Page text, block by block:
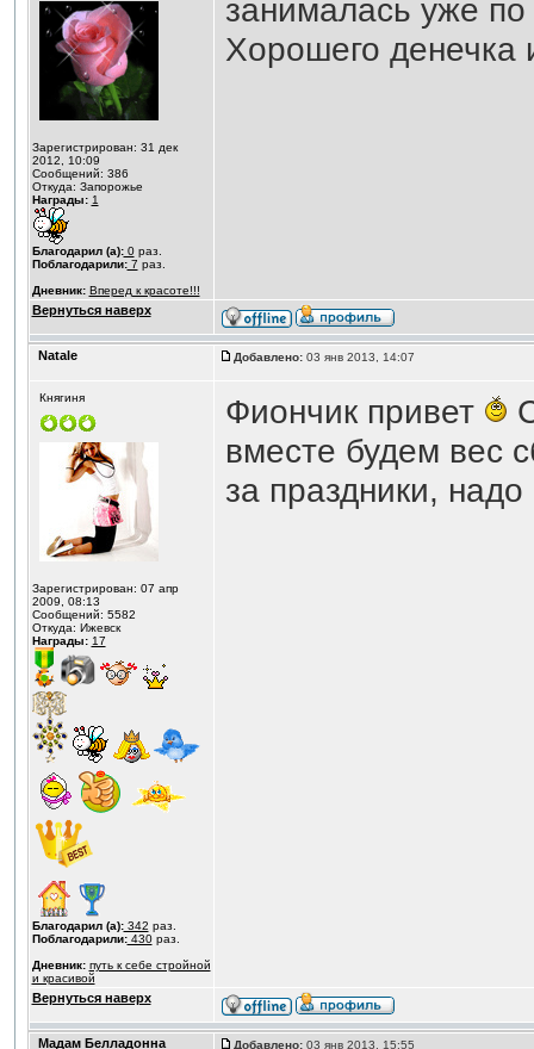
Зарегистрирован: 31 дек
2012, 10:09
Сообщений: 386
Откуда: Запорожье
Награды: 1
Благодарил (а):0раз.
Поблагодарили:7 раз.
Дневник: Вперед к красоте!!!
занималась уже
Хорошего денечка
Вернуться наверх
Natale Добавлено:03 янв 2013, 14:07
Княгиня
Зарегистрирован: 07 апр
2009, 08:13
Сообщений: 5582
Откуда: Ижевск
Награды: 17
Благодарил (а):342 раз.
Поблагодарили:430раз.
Дневник: путь к себе стройной
и красивой
Фиончик привет
вместе будем вес
за праздники,
Вернуться наверх
Мадам Белладонна Добавлено:03 янв 2013, 15:55